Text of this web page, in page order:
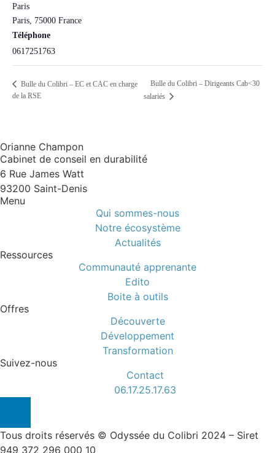
Paris
Paris, 75000 France
Téléphone
0617251763
Bulle du Colibri – EC et CAC en charge
de la RSE
Bulle du Colibri – Dirigeants Cab<30
salariés
Orianne Champon
Cabinet de conseil en durabilité
6 Rue James Watt
93200 Saint-Denis
Menu
Qui sommes-nous
Notre écosystème
Actualités
Ressources
Communauté apprenante
Edito
Boite à outils
Offres
Découverte
Développement
Transformation
Suivez-nous
Contact
06.17.25.17.63
Tous droits réservés © Odyssée du Colibri 2024 – Siret
949 372 296 000 10